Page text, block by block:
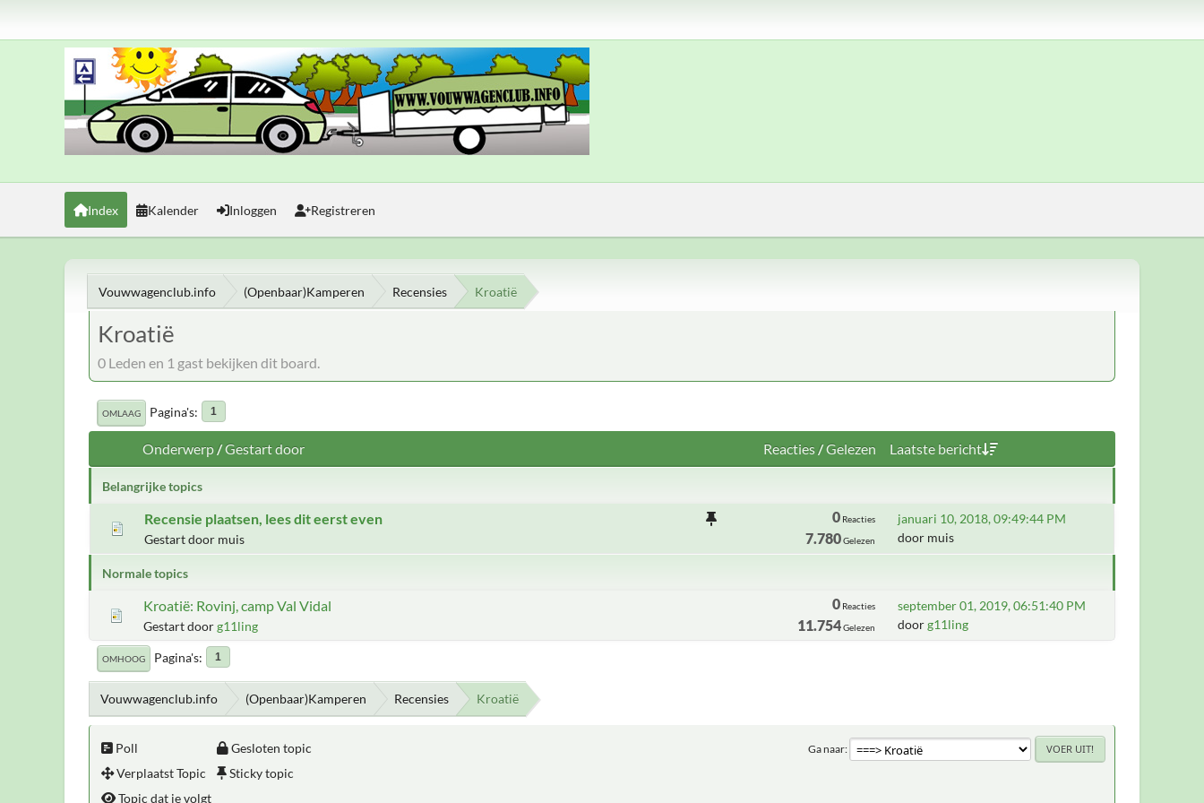
Index Kalender Inloggen Registreren
Vouwwagenclub.info (Openbaar)Kamperen Recensies Kroatië
Kroatië
0 Leden en 1 gast bekijken dit board.
OMLAAG Pagina's 1
Onderwerp/Gestart door Reacties/Gelezen Laatste bericht
Belangrijke topics
Recensie plaatsen, lees dit eerst even
Gestart door muis
0Reacties
7.780Gelezen
januari 10, 2018, 09:49:44 PM
door muis
Normale topics
Kroatië: Rovinj, camp Val Vidal
Gestart doorg11ling
0 Reacties
11.754Gelezen
september 01, 2019, 06:51:40 PM
doorg11ling
OMHOOG Pagina's 1
Vouwwagenclub.info (Openbaar)Kamperen Recensies Kroatië
Ga naar
Poll
Verplaatst Topic
Gesloten topic
Sticky topic
Topic dat je volgt